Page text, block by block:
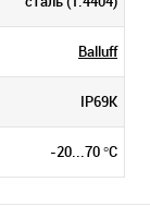
Balluff
IP69K
-20...70 °C